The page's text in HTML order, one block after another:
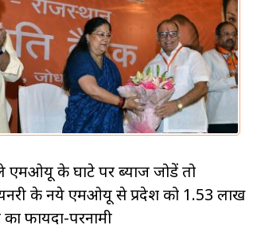
एमओयू के घाटे पर ब्याज जोडें तो
के नये एमओयू से प्रदेश को 1.53 लाख
का फायदा-परनामी